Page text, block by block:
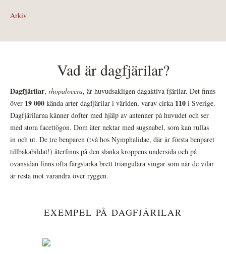
Arkiv
Vad är dagfjärilar?
Dagfjärilar, rhopalocera, är huvudsakligen dagaktiva fjärilar. Det finns
över 19 000 kända arter dagfjärilar i världen, varav cirka 110 i Sverige.
Dagfjärilarna känner dofter med hjälp av antenner på huvudet och ser
med stora facettögon. Dom äter nektar med sugsnabel, som kan rullas
in och ut. De tre benparen (två hos Nymphalidae, där är första benparet
tillbakabildat!) återfinns på den slanka kroppens undersida och på
ovansidan finns ofta färgstarka brett triangulära vingar som när de vilar
är resta mot varandra över ryggen.
EXEMPEL PÅ DAGFJÄRILAR